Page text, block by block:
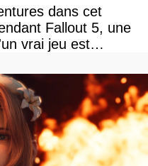
dans cet
Fallout 5, une
vrai jeu est